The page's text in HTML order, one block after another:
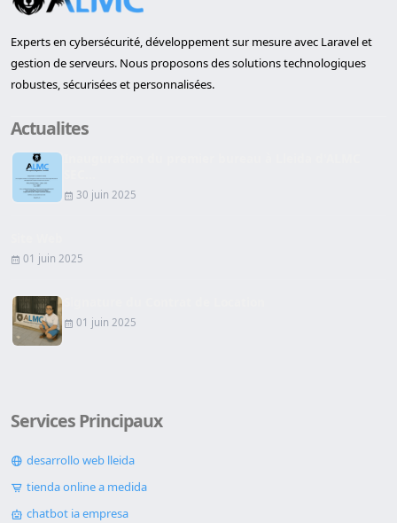
Experts en cybersécurité, développement sur mesure avec Laravel et
gestion de serveurs. Nous proposons des solutions technologiques
robustes, sécurisées et personnalisées.
Actualites
30 juin 2025
01 juin 2025
01 juin 2025
Services Principaux
desarrollo web lleida
tienda online a medida
chatbot ia empresa